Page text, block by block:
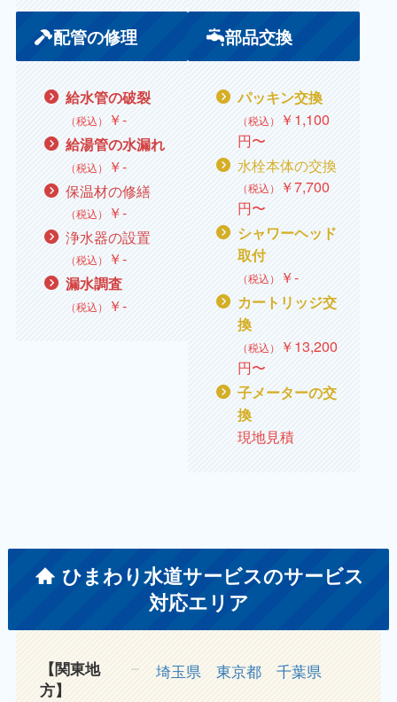
配管の修理
給水管の破裂
（税込） ￥‐
給湯管の水漏れ
（税込） ￥‐
保温材の修繕
（税込） ￥‐
浄水器の設置
（税込） ￥‐
漏水調査
（税込） ￥‐
部品交換
パッキン交換
（税込） ￥1,100
円〜
水栓本体の交換
（税込） ￥7,700
円〜
シャワーヘッド
取付
（税込） ￥‐
カートリッジ交
換
（税込） ￥13,200
円〜
子メーターの交
換
現地見積
ひまわり水道サービスのサービス
対応エリア
【関東地
方】
埼玉県 東京都 千葉県